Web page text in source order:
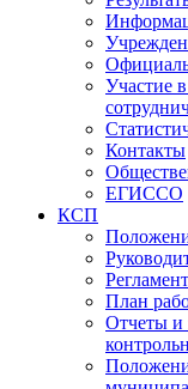
Участие
Контакты
ЕГИССО
КСП
План
Отчеты и